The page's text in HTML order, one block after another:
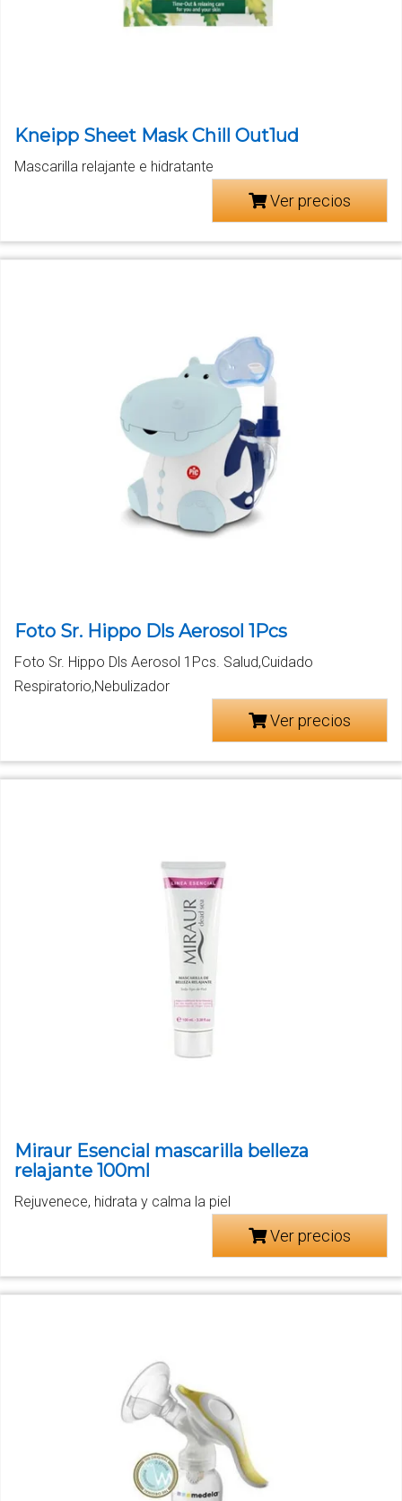
Kneipp Sheet Mask Chill Out1ud
Mascarilla relajante e hidratante
Ver precios
Foto Sr. Hippo Dls Aerosol 1Pcs
Foto Sr. Hippo Dls Aerosol 1Pcs. Salud,Cuidado
Respiratorio,Nebulizador
Ver precios
Miraur Esencial mascarilla belleza
relajante 100ml
Rejuvenece, hidrata y calma la piel
Ver precios